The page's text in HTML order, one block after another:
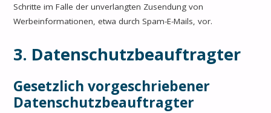
Schritte im Falle der unverlangten Zusendung von
Werbeinformationen, etwa durch Spam-E-Mails, vor.
3. Datenschutzbeauftragter
Gesetzlich vorgeschriebener
Datenschutzbeauftragter